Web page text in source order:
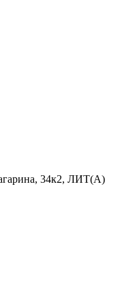
34к2, ЛИТ(А)